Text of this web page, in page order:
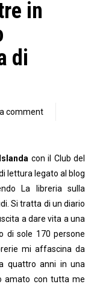
in
di
comment
con il Club del
lettura legato al blog
La libreria sulla
Si tratta di un diario
a dare vita a una
di sole 170 persone
mi affascina da
quattro anni in una
amato con tutta me